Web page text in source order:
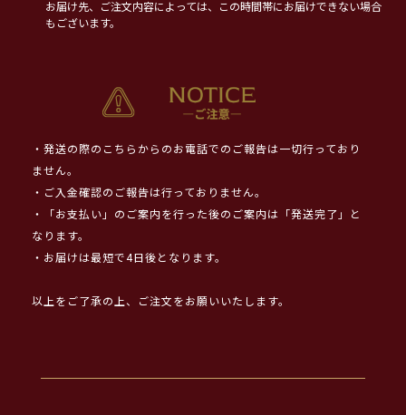
お届け先、ご注文内容によっては、この時間帯にお届けできない場合
もございます。
・発送の際のこちらからのお電話でのご報告は一切行っており
ません。
・ご入金確認のご報告は行っておりません。
・「お支払い」のご案内を行った後のご案内は「発送完了」と
なります。
・お届けは最短で4日後となります。
以上をご了承の上、ご注文をお願いいたします。